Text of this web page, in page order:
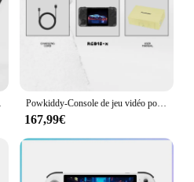
Powkiddy-Console de jeu vidéo portable pour enfants, RGB10X, 3.5 ", plus tard 2024, nouveau, rétro, déterminer, cadeau
167,99€